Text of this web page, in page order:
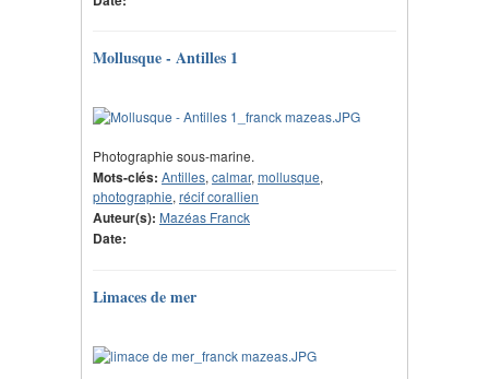
Mollusque - Antilles 1
Photographie sous-marine.
Mots-clés: Antilles, calmar, mollusque,
photographie, récif corallien
Auteur(s): Mazéas Franck
Date:
Limaces de mer